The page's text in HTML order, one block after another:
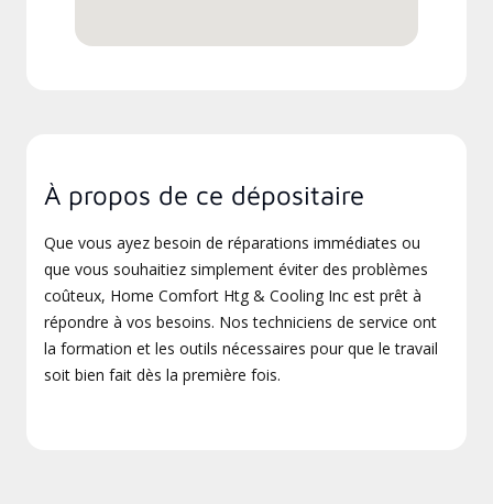
À propos de ce dépositaire
Que vous ayez besoin de réparations immédiates ou
que vous souhaitiez simplement éviter des problèmes
coûteux, Home Comfort Htg & Cooling Inc est prêt à
répondre à vos besoins. Nos techniciens de service ont
la formation et les outils nécessaires pour que le travail
soit bien fait dès la première fois.